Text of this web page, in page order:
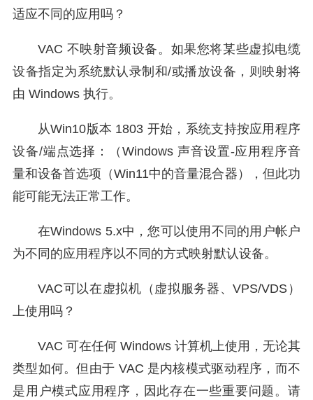
适应不同的应用吗？
VAC 不映射音频设备。如果您将某些虚拟电缆
设备指定为系统默认录制和/或播放设备，则映射将
由 Windows 执行。
从Win10版本 1803 开始，系统支持按应用程序
设备/端点选择：（Windows 声音设置-应用程序音
量和设备首选项（Win11中的音量混合器），但此功
能可能无法正常工作。
在Windows 5.x中，您可以使用不同的用户帐户
为不同的应用程序以不同的方式映射默认设备。
VAC可以在虚拟机（虚拟服务器、VPS/VDS）
上使用吗？
VAC 可在任何 Windows 计算机上使用，无论其
类型如何。但由于 VAC 是内核模式驱动程序，而不
是用户模式应用程序，因此存在一些重要问题。请